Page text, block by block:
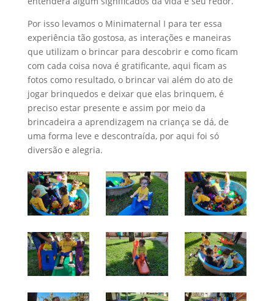
Por isso levamos o Minimaternal I para ter essa
experiência tão gostosa, as interações e maneiras
que utilizam o brincar para descobrir e como ficam
com cada coisa nova é gratificante, aqui ficam as
fotos como resultado, o brincar vai além do ato de
jogar brinquedos e deixar que elas brinquem, é
preciso estar presente e assim por meio da
brincadeira a aprendizagem na criança se dá, de
uma forma leve e descontraída, por aqui foi só
diversão e alegria.